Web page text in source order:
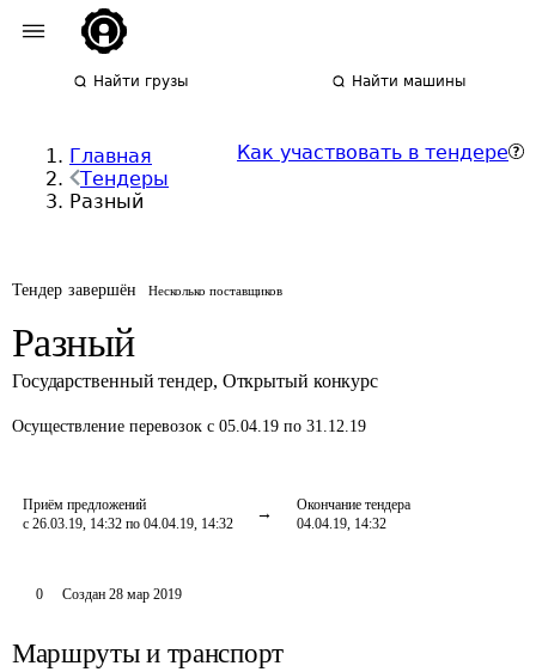
Найти грузы Найти машины
Главная
Тендеры
Разный
Как участвовать в тендере
Тендер завершён Несколько поставщиков
Разный
Государственный тендер, Открытый конкурс
Осуществление перевозок с 05.04.19 по 31.12.19
Приём предложений
с 26.03.19, 14:32 по 04.04.19, 14:32
Окончание тендера
04.04.19, 14:32
0 Создан 28 мар 2019
Маршруты и транспорт